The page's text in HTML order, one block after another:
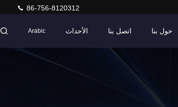
86-756-8120312
حول بنا اتصل بنا الأحداث Arabic